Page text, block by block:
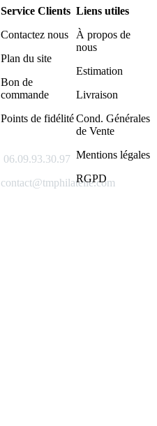
Service Clients
Contactez nous
Plan du site
Bon de
commande
Points de fidélité
06.09.93.30.97
contact@tmphilatelie.com
Liens utiles
À propos de
nous
Estimation
Livraison
Cond. Générales
de Vente
Mentions légales
RGPD